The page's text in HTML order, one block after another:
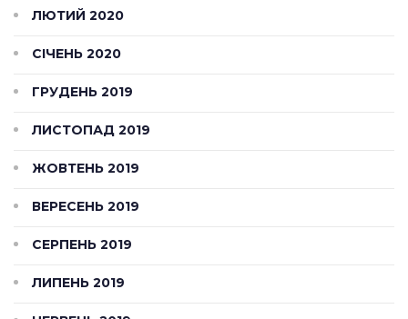
ЛЮТИЙ 2020
СІЧЕНЬ 2020
ГРУДЕНЬ 2019
ЛИСТОПАД 2019
ЖОВТЕНЬ 2019
ВЕРЕСЕНЬ 2019
СЕРПЕНЬ 2019
ЛИПЕНЬ 2019